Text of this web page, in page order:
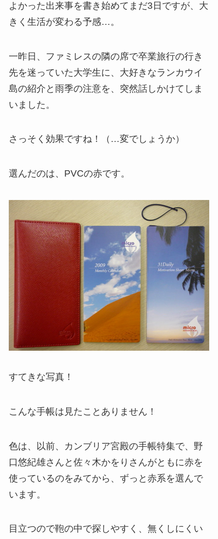
よかった出来事を書き始めてまだ3日ですが、大
きく生活が変わる予感…。
一昨日、ファミレスの隣の席で卒業旅行の行き
先を迷っていた大学生に、大好きなランカウイ
島の紹介と雨季の注意を、突然話しかけてしま
いました。
さっそく効果ですね！（…変でしょうか）
選んだのは、PVCの赤です。
すてきな写真！
こんな手帳は見たことありません！
色は、以前、カンブリア宮殿の手帳特集で、野
口悠紀雄さんと佐々木かをりさんがともに赤を
使っているのをみてから、ずっと赤系を選んで
います。
目立つので鞄の中で探しやすく、無くしにくい